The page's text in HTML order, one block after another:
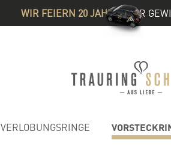
WIR FEIERN 20 JAHRE& IHR
VERLOBUNGSRINGE